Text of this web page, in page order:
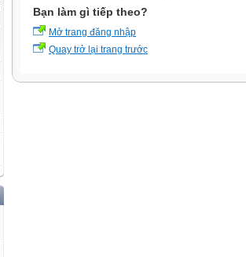
Bạn làm gì tiếp theo?
Mở trang đăng nhập
Quay trở lại trang trước